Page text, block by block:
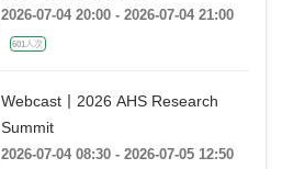
2026-07-04 20:00 - 2026-07-04 21:00
601人次
Webcast丨2026 AHS Research
Summit
2026-07-04 08:30 - 2026-07-05 12:50